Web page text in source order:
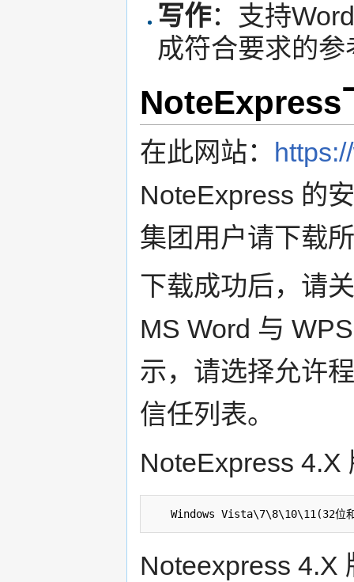
写作：支持
成符合要求的
NoteExpress
在此网站：
NoteExpress 的
集团用户请下载
下载成功后，请
MS Word 与
示，请选择允许
信任列表。
NoteExpress 4.X
Noteexpress 4.X